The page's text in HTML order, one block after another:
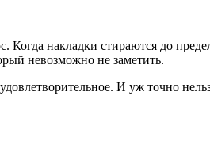
Когда накладки стираются до
невозможно не заметить.
И уж точно